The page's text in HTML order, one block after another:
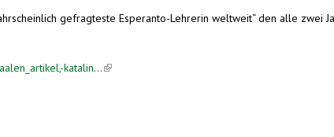
gefragteste Esperanto-Lehrerin weltweit“ den alle
katalin...(link is external)